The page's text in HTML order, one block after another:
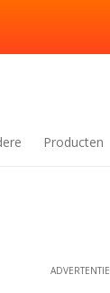
Producten
ADVERTENTIE